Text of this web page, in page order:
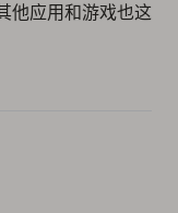
他应用和游戏也这